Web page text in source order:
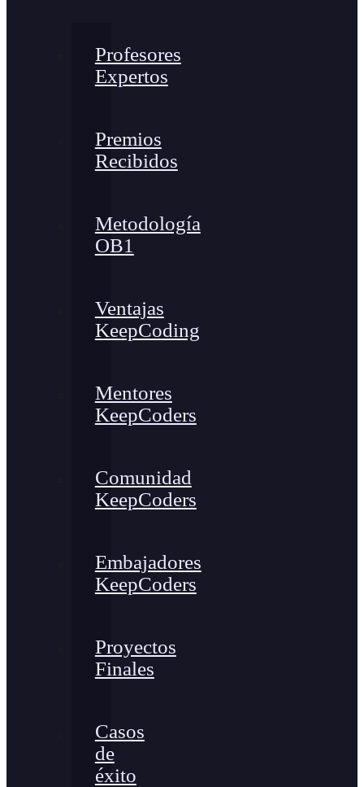
Profesores
Expertos
Premios
Recibidos
Metodología
OB1
Ventajas
KeepCoding
Mentores
KeepCoders
Comunidad
KeepCoders
Embajadores
KeepCoders
Proyectos
Finales
Casos
de
éxito